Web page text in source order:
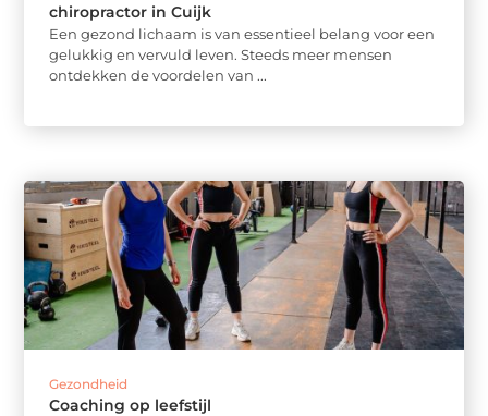
chiropractor in Cuijk
Een gezond lichaam is van essentieel belang voor een
gelukkig en vervuld leven. Steeds meer mensen
ontdekken de voordelen van ...
Gezondheid
Coaching op leefstijl